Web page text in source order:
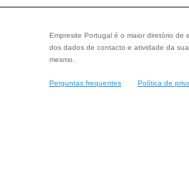
Empresite Portugal é o maior diretório
dos dados de contacto e atividade da
mesmo.
Perguntas frequentes Política de